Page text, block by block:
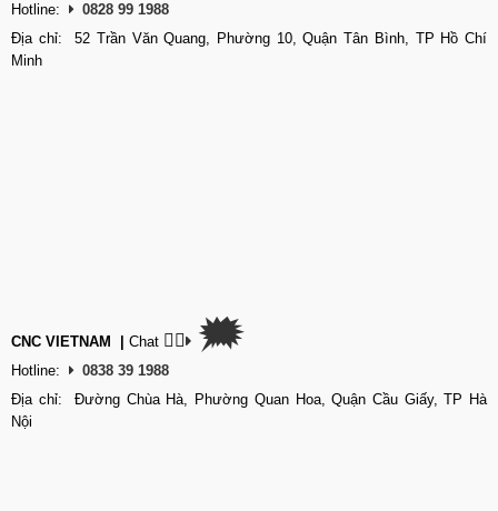
Hotline:
0828 99 1988
Địa chỉ: 52 Trần Văn Quang, Phường 10, Quận Tân Bình, TP Hồ Chí
Minh
CNC VIETNAM Chat 👉🏽 🗯
Hotline:
0838 39 1988
Địa chỉ: Đường Chùa Hà, Phường Quan Hoa, Quận Cầu Giấy, TP Hà
Nội